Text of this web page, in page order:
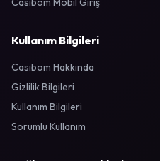
Kullanım Bilgileri
Casibom Hakkında
Gizlilik Bilgileri
Kullanım Bilgileri
Sorumlu Kullanım